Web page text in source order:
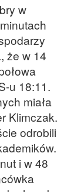
w
że w 14
u 18:11.
miała
Klimczak.
odrobili
i w 48